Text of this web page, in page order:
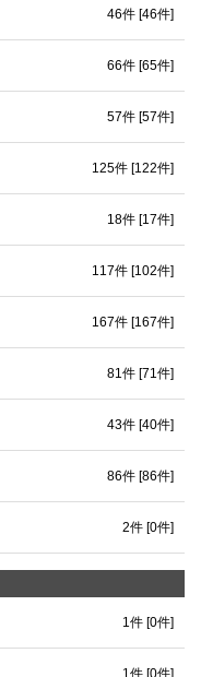
46件 [46件]
66件 [65件]
57件 [57件]
125件 [122件]
18件 [17件]
117件 [102件]
167件 [167件]
81件 [71件]
43件 [40件]
86件 [86件]
2件 [0件]
1件 [0件]
1件 [0件]